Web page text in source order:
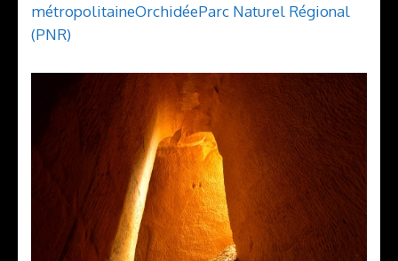
métropolitaineOrchidéeParc Naturel Régional
(PNR)